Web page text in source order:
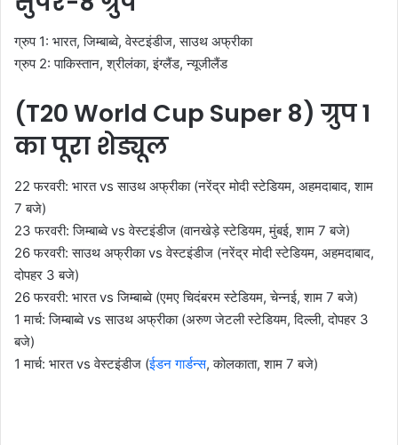
ग्रुप 1: भारत, जिम्बाब्वे, वेस्टइंडीज, साउथ अफ्रीका
ग्रुप 2: पाकिस्तान, श्रीलंका, इंग्लैंड, न्यूजीलैंड
(T20 World Cup Super 8) ग्रुप 1
का पूरा शेड्यूल
22 फरवरी: भारत vs साउथ अफ्रीका (नरेंद्र मोदी स्टेडियम, अहमदाबाद, शाम
7 बजे)
23 फरवरी: जिम्बाब्वे vs वेस्टइंडीज (वानखेड़े स्टेडियम, मुंबई, शाम 7 बजे)
26 फरवरी: साउथ अफ्रीका vs वेस्टइंडीज (नरेंद्र मोदी स्टेडियम, अहमदाबाद,
दोपहर 3 बजे)
26 फरवरी: भारत vs जिम्बाब्वे (एमए चिदंबरम स्टेडियम, चेन्नई, शाम 7 बजे)
1 मार्च: जिम्बाब्वे vs साउथ अफ्रीका (अरुण जेटली स्टेडियम, दिल्ली, दोपहर 3
बजे)
1 मार्च: भारत vs वेस्टइंडीज (ईडन गार्डन्स, कोलकाता, शाम 7 बजे)